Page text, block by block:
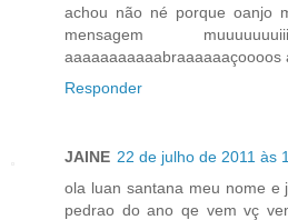
achou não né porque oanjo
mensagem
aaaaaaaaaaabraaaaaaçoooos
Responder
JAINE 22 de julho de 2011 às
ola luan santana meu nome e
pedrao do ano qe vem vç